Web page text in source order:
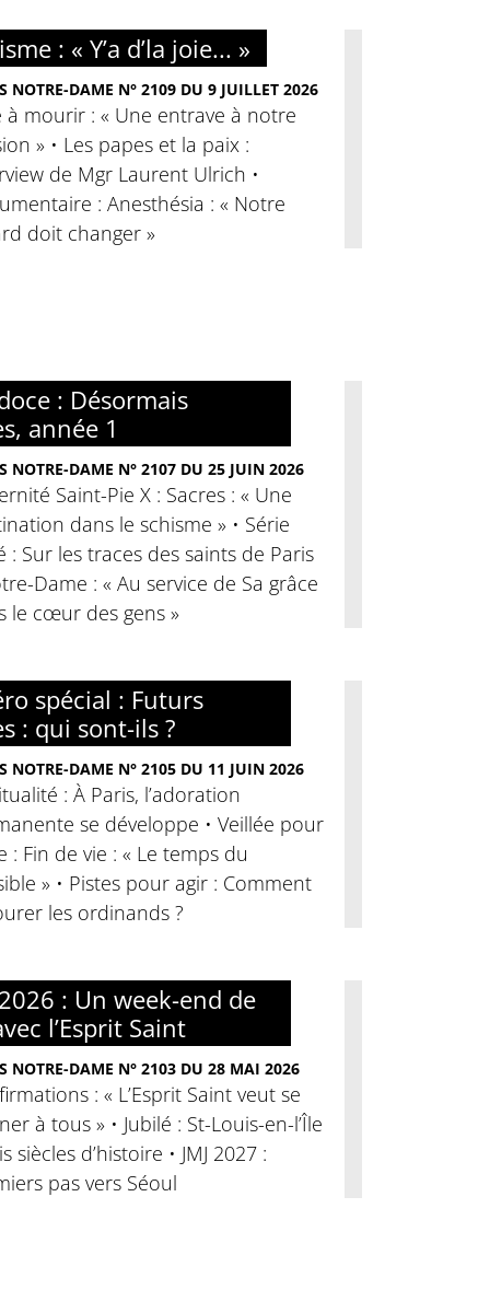
: « Y’a d’la joie... »
NOTRE-DAME N° 2109 DU 9 JUILLET 2026
à mourir : « Une entrave à notre
» • Les papes et la paix :
de Mgr Laurent Ulrich •
: Anesthésia : « Notre
doit changer »
: Désormais
année 1
NOTRE-DAME N° 2107 DU 25 JUIN 2026
Saint-Pie X : Sacres : « Une
dans le schisme » • Série
: Sur les traces des saints de Paris
Dame : « Au service de Sa grâce
le cœur des gens »
spécial : Futurs
: qui sont-ils ?
NOTRE-DAME N° 2105 DU 11 JUIN 2026
: À Paris, l’adoration
se développe • Veillée pour
: Fin de vie : « Le temps du
» • Pistes pour agir : Comment
les ordinands ?
: Un week-end de
l’Esprit Saint
NOTRE-DAME N° 2103 DU 28 MAI 2026
: « L’Esprit Saint veut se
à tous » • Jubilé : St-Louis-en-l’Île
siècles d’histoire • JMJ 2027 :
pas vers Séoul